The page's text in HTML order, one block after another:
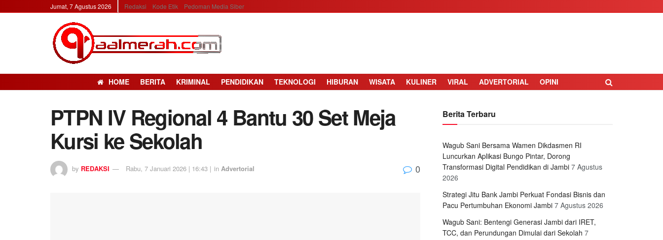
Jumat, 7 Agustus 2026 Redaksi Kode Etik Pedoman Media Siber
HOME BERITA KRIMINAL PENDIDIKAN TEKNOLOGI HIBURAN WISATA KULINER VIRAL ADVERTORIAL OPINI
PTPN IV Regional 4 Bantu 30 Set Meja
Kursi ke Sekolah
by REDAKSI Rabu, 7 Januari 2026 | 16:43 | in Advertorial 0
Berita Terbaru
Wagub Sani Bersama Wamen Dikdasmen RI
Luncurkan Aplikasi Bungo Pintar, Dorong
Transformasi Digital Pendidikan di Jambi 7 Agustus
2026
Strategi Jitu Bank Jambi Perkuat Fondasi Bisnis dan
Pacu Pertumbuhan Ekonomi Jambi 7 Agustus 2026
Wagub Sani: Bentengi Generasi Jambi dari IRET,
TCC, dan Perundungan Dimulai dari Sekolah 7